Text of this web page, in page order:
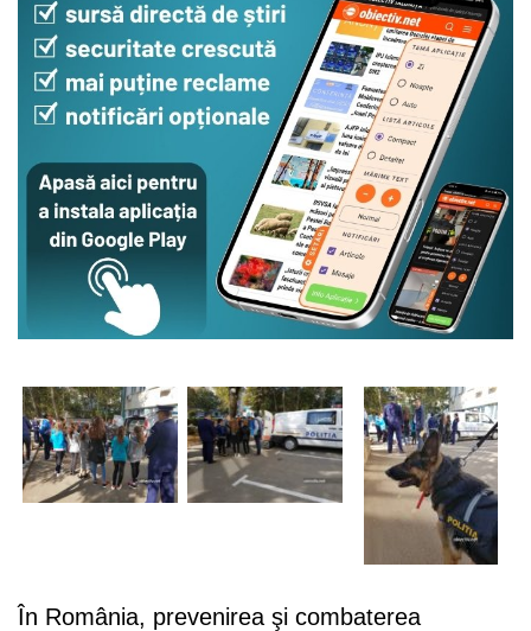
În România, prevenirea şi combaterea